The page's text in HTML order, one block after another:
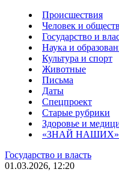
Происшествия
Человек и
Государство и
Наука и
Культура и спорт
Животные
Письма
Даты
Спецпроект
Старые рубрики
Здоровье и
«ЗНАЙ
Государство и власть
01.03.2026, 12:20